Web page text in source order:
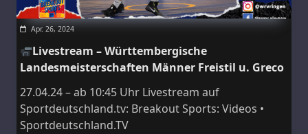
Apr. 26, 2024
Livestream – Württembergische
Landesmeisterschaften Männer Freistil u. Greco
27.04.24 – ab 10:45 Uhr Livestream auf
Sportdeutschland.tv: Breakout Sports: Videos •
Sportdeutschland.TV